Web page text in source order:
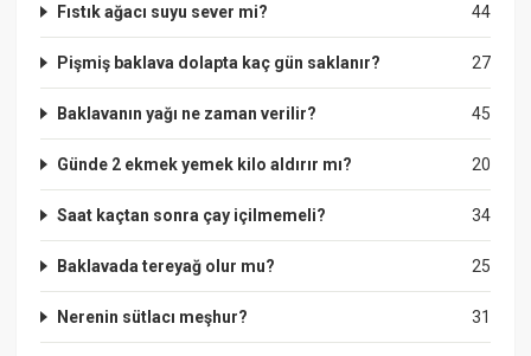
44
Fıstık ağacı suyu sever mi?
27
Pişmiş baklava dolapta kaç gün saklanır?
45
Baklavanın yağı ne zaman verilir?
20
Günde 2 ekmek yemek kilo aldırır mı?
34
Saat kaçtan sonra çay içilmemeli?
25
Baklavada tereyağ olur mu?
31
Nerenin sütlacı meşhur?